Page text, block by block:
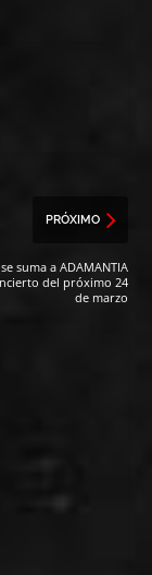
PRÓXIMO
se suma a ADAMANTIA
del próximo 24
de marzo